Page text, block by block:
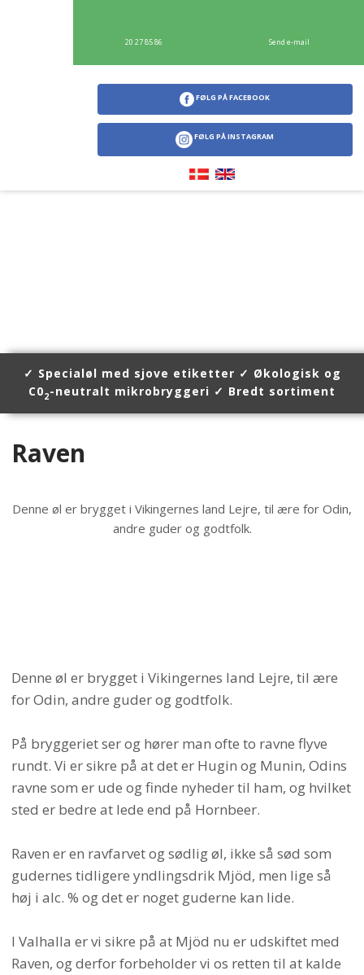
20 27 85 86 Send e-mail​
FØLG PÅ FACEBOOK
FØLG PÅ INSTAGRAM
​
​✓ Specialøl med sjove etiketter ✓ Økologisk og
C02-neutralt mikrobryggeri ✓ Bredt sortiment
Raven​
Denne øl er brygget i Vikingernes land Lejre, til ære for Odin,
andre guder og godtfolk.
Denne øl er brygget i Vikingernes land Lejre, til ære
for Odin, andre guder og godtfolk.
På bryggeriet ser og hører man ofte to ravne flyve
rundt. Vi er sikre på at det er Hugin og Munin, Odins
ravne som er ude og finde nyheder til ham, og hvilket
sted er bedre at lede end på Hornbeer.
Raven er en ravfarvet og sødlig øl, ikke så sød som
gudernes tidligere yndlingsdrik Mjöd, men lige så
høj i alc. % og det er noget guderne kan lide.
I Valhalla er vi sikre på at Mjöd nu er udskiftet med
Raven, og derfor forbeholder vi os retten til at kalde